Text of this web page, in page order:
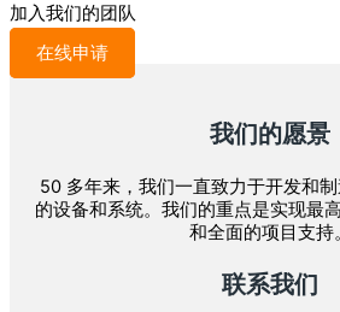
加入我们的团队
在线申请
我们的愿景
50 多年来，我们一直致力于开发和
的设备和系统。我们的重点是实现最
和全面的项目支持。
联系我们